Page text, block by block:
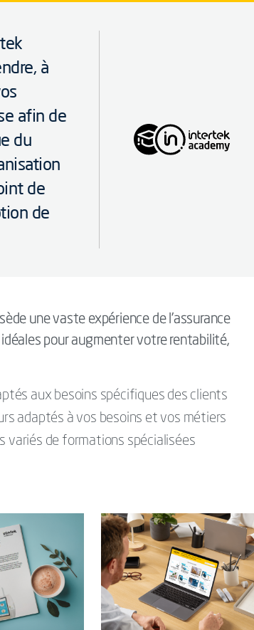
à
afin de
du
de
de
une vaste expérience de l’assurance
pour augmenter votre rentabilité,
aux besoins spécifiques des clients
adaptés à vos besoins et vos métiers
variés de formations spécialisées